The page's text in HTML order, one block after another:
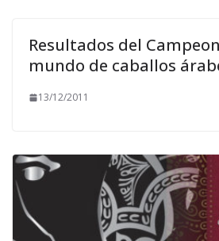
Resultados del
mundo de caballos
13/12/2011